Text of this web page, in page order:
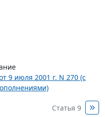
9 июля 2001 г. N 270 (с
Статья 9